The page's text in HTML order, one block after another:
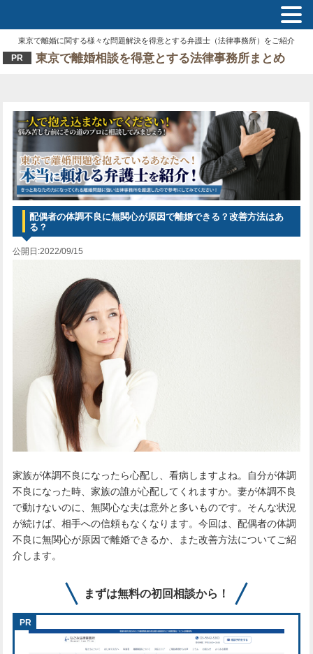
東京で離婚に関する様々な問題解決を得意とする弁護士（法律事務所）をご紹介
PR 東京で離婚相談を得意とする法律事務所まとめ
配偶者の体調不良に無関心が原因で離婚できる？改善方法はあ
る？
公開日:2022/09/15
家族が体調不良になったら心配し、看病しますよね。自分が体調
不良になった時、家族の誰が心配してくれますか。妻が体調不良
で動けないのに、無関心な夫は意外と多いものです。そんな状況
が続けば、相手への信頼もなくなります。今回は、配偶者の体調
不良に無関心が原因で離婚できるか、また改善方法についてご紹
介します。
まずは無料の初回相談から！